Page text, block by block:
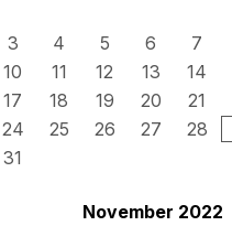
3
4 5 6 7
10
11 12 13 14
17
18 19 20 21
24
25 26 27 28
31
November 2022